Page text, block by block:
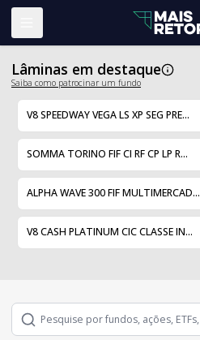
Lâminas em destaque
Saiba como patrocinar um fundo
V8 SPEEDWAY VEGA LS XP SEG PRE...
SOMMA TORINO FIF CI RF CP LP R...
ALPHA WAVE 300 FIF MULTIMERCAD...
V8 CASH PLATINUM CIC CLASSE IN...